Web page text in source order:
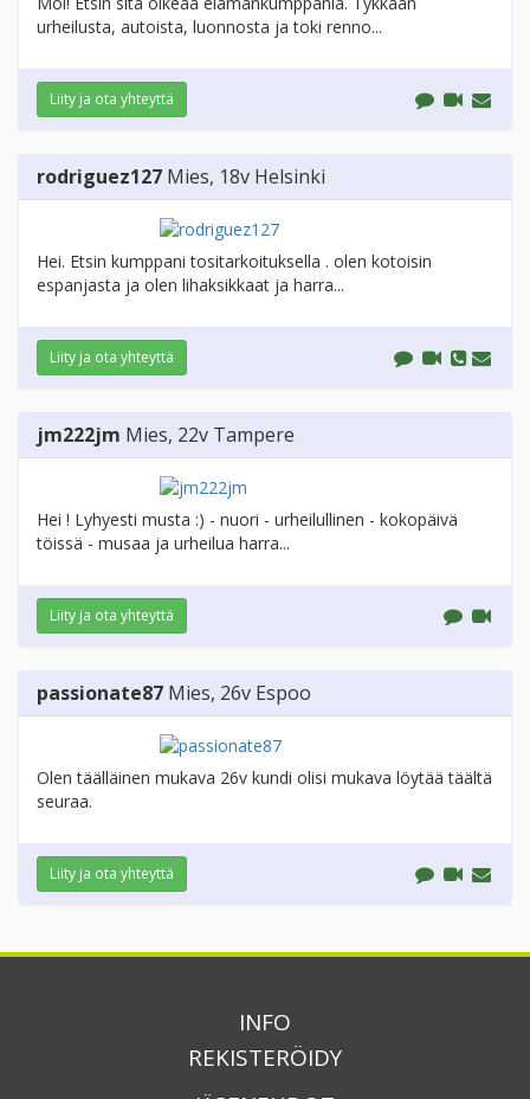
urheilusta, autoista, luonnosta ja toki renno...
Liity ja ota yhteyttä
rodriguez127 Mies, 18v Helsinki
Hei. Etsin kumppani tositarkoituksella . olen kotoisin
espanjasta ja olen lihaksikkaat ja harra...
Liity ja ota yhteyttä
jm222jm Mies, 22v Tampere
Hei ! Lyhyesti musta :) - nuori - urheilullinen - kokopäivä
töissä - musaa ja urheilua harra...
Liity ja ota yhteyttä
passionate87 Mies, 26v Espoo
Olen täälläinen mukava 26v kundi olisi mukava löytää täältä
seuraa.
Liity ja ota yhteyttä
INFO
REKISTERÖIDY